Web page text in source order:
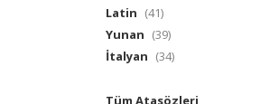
Latin (41)
Yunan (39)
İtalyan (34)
Tüm Atasözleri